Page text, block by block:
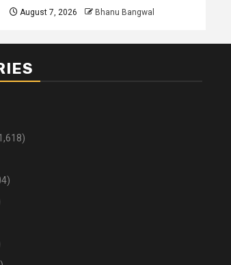
August 7, 2026 Bhanu Bangwal